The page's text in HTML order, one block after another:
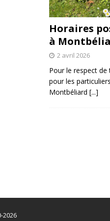
Horaires
à
2 avril 2026
Pour le respect
pour les
Montbéliard [...]
2026